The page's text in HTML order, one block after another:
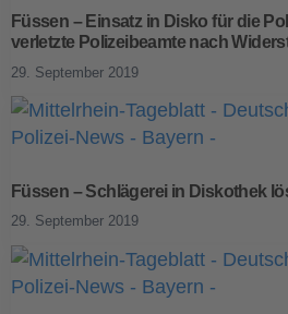
Füssen – Einsatz in Disko für die
verletzte Polizeibeamte nach
29. September 2019
Füssen – Schlägerei in Diskothek
29. September 2019